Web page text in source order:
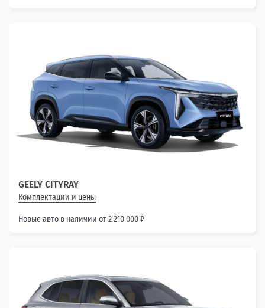
GEELY CITYRAY
Комплектации и цены
Новые авто в наличии от 2 210 000 ₽